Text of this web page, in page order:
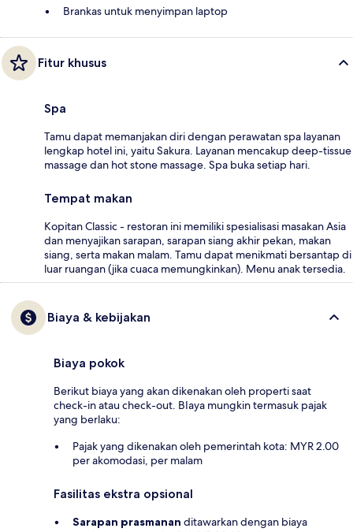
Brankas untuk menyimpan laptop
Fitur khusus
Spa
Tamu dapat memanjakan diri dengan perawatan spa layanan
lengkap hotel ini, yaitu Sakura. Layanan mencakup deep-tissue
massage dan hot stone massage. Spa buka setiap hari.
Tempat makan
Kopitan Classic - restoran ini memiliki spesialisasi masakan Asia
dan menyajikan sarapan, sarapan siang akhir pekan, makan
siang, serta makan malam. Tamu dapat menikmati bersantap di
luar ruangan (jika cuaca memungkinkan). Menu anak tersedia.
Biaya & kebijakan
Biaya pokok
Berikut biaya yang akan dikenakan oleh properti saat
check-in atau check-out. BIaya mungkin termasuk pajak
yang berlaku:
Pajak yang dikenakan oleh pemerintah kota: MYR 2.00
per akomodasi, per malam
Fasilitas ekstra opsional
Sarapan prasmanan ditawarkan dengan biaya